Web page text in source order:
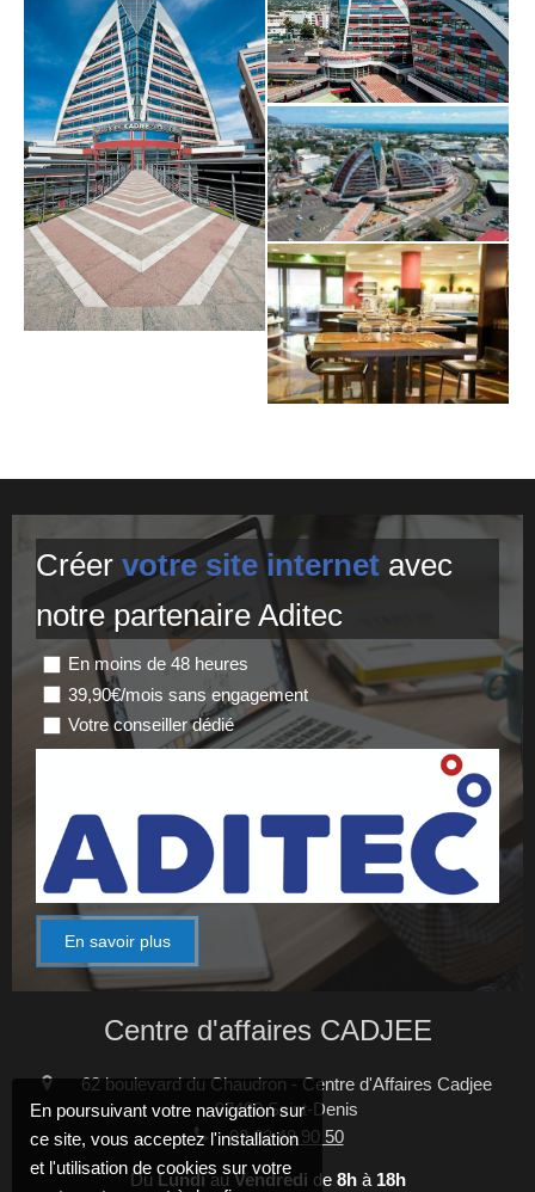
Créer votre site internet avec
notre partenaire Aditec
En moins de 48 heures
39,90€/mois sans engagement
Votre conseiller dédié
En savoir plus
Centre d'affaires CADJEE
62 boulevard du Chaudron - Centre d'Affaires Cadjee
97490 Saint-Denis
02 62 48 90 50
Du LundiauVendredi de 8hà 18h
En poursuivant votre navigation sur
ce site, vous acceptez l'installation
et l'utilisation de cookies sur votre